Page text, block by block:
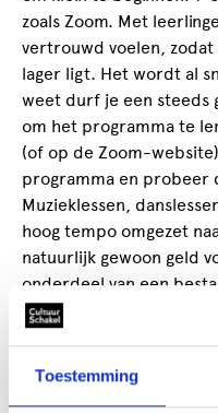
Toestemming
zoals Zoom. Met
vertrouwd voelen,
lager ligt. Het wordt al
weet durf je een steeds
om het programma te
(of op de Zoom-
programma en probeer
Muzieklessen,
hoog tempo omgezet
natuurlijk gewoon geld
onderdeel van een
strippenkaart/
minder tijd voor is,